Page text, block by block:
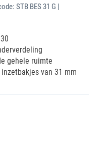
STB BES 31 G |
gehele ruimte
van 31 mm